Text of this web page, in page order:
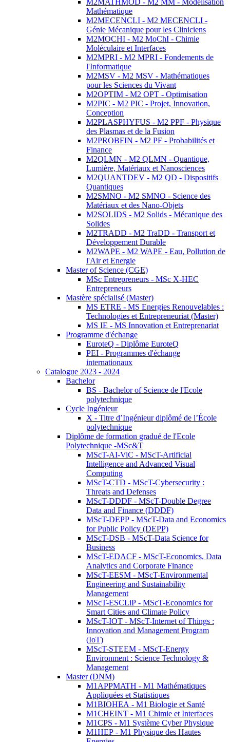
M2MATHMOD - M2 MM - Modélisation
Mathématique
M2MECENCLI - M2 MECENCLI -
Génie Mécanique pour les Cliniciens
M2MOCHI - M2 MoChI - Chimie
Moléculaire et Interfaces
M2MPRI - M2 MPRI - Fondements de
l'Informatique
M2MSV - M2 MSV - Mathématiques
pour les Sciences du Vivant
M2OPTIM - M2 OPT - Optimisation
M2PIC - M2 PIC - Projet, Innovation,
Conception
M2PLASPHYFUS - M2 PPF - Physique
des Plasmas et de la Fusion
M2PROBFIN - M2 PF - Probabilités et
Finance
M2QLMN - M2 QLMN - Quantique,
Lumière, Matériaux et Nanosciences
M2QUANTDEV - M2 QD - Dispositifs
Quantiques
M2SMNO - M2 SMNO - Science des
Matériaux et des Nano-Objets
M2SOLIDS - M2 Solids - Mécanique des
Solides
M2TRADD - M2 TraDD - Transport et
Développement Durable
M2WAPE - M2 WAPE - Eau, Pollution de
l'Air et Energie
Master of Science (CGE)
MSc Entrepreneurs - MSc X-HEC
Entrepreneurs
Mastère spécialisé (Master)
MS ETRE - MS Energies Renouvelables :
Technologies et Entrepreneuriat (Master)
MS IE - MS Innovation et Entreprenariat
Programme d'échange
EuroteQ - Diplôme EuroteQ
PEI - Programmes d'échange
internationaux
Catalogue 2023 - 2024
Bachelor
BS - Bachelor of Science de l'Ecole
polytechnique
Cycle Ingénieur
X - Titre d’Ingénieur diplômé de l’École
polytechnique
Diplôme de formation gradué de l'Ecole
Polytechnique -MSc&T
MScT-AI-ViC - MScT-Artificial
Intelligence and Advanced Visual
Computing
MScT-CTD - MScT-Cybersecurity :
Threats and Defenses
MScT-DDDF - MScT-Double Degree
Data and Finance (DDDF)
MScT-DEPP - MScT-Data and Economics
for Public Policy (DEPP)
MScT-DSB - MScT-Data Science for
Business
MScT-EDACF - MScT-Economics, Data
Analytics and Corporate Finance
MScT-EESM - MScT-Environmental
Engineering and Sustainability
Management
MScT-ESCLiP - MScT-Economics for
Smart Cities and Climate Policy
MScT-IOT - MScT-Internet of Things :
Innovation and Management Program
(IoT)
MScT-STEEM - MScT-Energy
Environment : Science Technology &
Management
Master (DNM)
M1APPMATH - M1 Mathématiques
Appliquées et Statistiques
M1BIOHEA - M1 Biologie et Santé
M1CHEINT - M1 Chimie et Interfaces
M1CPS - M1 Système Cyber Physique
M1HEP - M1 Physique des Hautes